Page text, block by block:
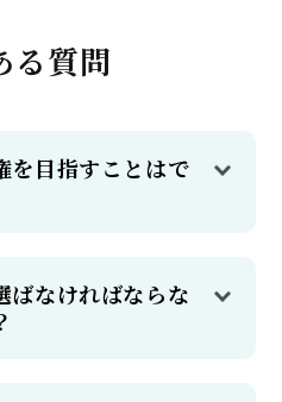
る質問
を目指すことはで
ばなければならな